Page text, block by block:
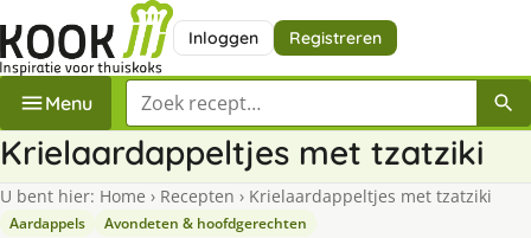
Inloggen Registreren
Menu Zoek een recept
Krielaardappeltjes met tzatziki
U bent hier: Home › Recepten › Krielaardappeltjes met tzatziki
Aardappels Avondeten & hoofdgerechten